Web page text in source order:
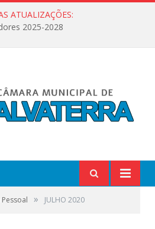
ATUALIZAÇÕES:
2025-2028
» JULHO 2020